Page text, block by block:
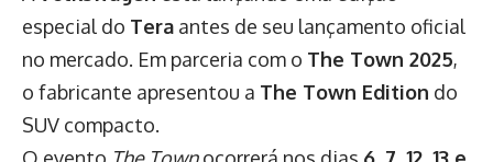
especial do Tera antes de seu lançamento oficial
no mercado. Em parceria com o The Town 2025,
o fabricante apresentou a The Town Edition do
SUV compacto.